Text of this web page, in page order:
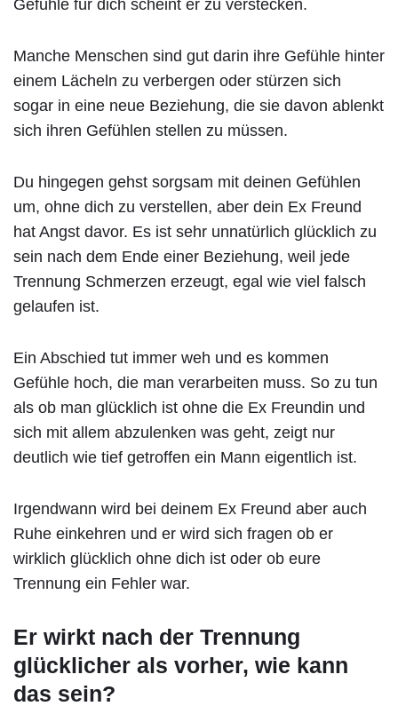
Gefühle für dich scheint er zu verstecken.
Manche Menschen sind gut darin ihre Gefühle hinter
einem Lächeln zu verbergen oder stürzen sich
sogar in eine neue Beziehung, die sie davon ablenkt
sich ihren Gefühlen stellen zu müssen.
Du hingegen gehst sorgsam mit deinen Gefühlen
um, ohne dich zu verstellen, aber dein Ex Freund
hat Angst davor. Es ist sehr unnatürlich glücklich zu
sein nach dem Ende einer Beziehung, weil jede
Trennung Schmerzen erzeugt, egal wie viel falsch
gelaufen ist.
Ein Abschied tut immer weh und es kommen
Gefühle hoch, die man verarbeiten muss. So zu tun
als ob man glücklich ist ohne die Ex Freundin und
sich mit allem abzulenken was geht, zeigt nur
deutlich wie tief getroffen ein Mann eigentlich ist.
Irgendwann wird bei deinem Ex Freund aber auch
Ruhe einkehren und er wird sich fragen ob er
wirklich glücklich ohne dich ist oder ob eure
Trennung ein Fehler war.
Er wirkt nach der Trennung
glücklicher als vorher, wie kann
das sein?